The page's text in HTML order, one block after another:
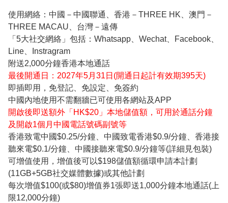
使用網絡：中國－中國聯通、香港－THREE HK、澳門－
THREE MACAU、台灣－遠傳
「5大社交網絡」包括：Whatsapp、Wechat、Facebook、
Line、Instragram
附送2,000分鐘香港本地通話
最後開通日：2027年5月31日(開通日起計有效期395天)
即插即用，免登記、免設定、免簽約
中國內地使用不需翻牆已可使用各網站及APP
開啟後即送額外「HK$20」本地儲值額，可用於通話分鐘
及開啟1個月中國電話號碼副號等
香港致電中國$0.25/分鐘、中國致電香港$0.9/分鐘、香港接
聽來電$0.1/分鐘、中國接聽來電$0.9/分鐘等(詳細見包裝)
可增值使用，增值後可以$198儲值額循環申請本計劃
(11GB+5GB社交媒體數據)或其他計劃
每次增值$100(或$80)增值券1張即送1,000分鐘本地通話(上
限12,000分鐘)